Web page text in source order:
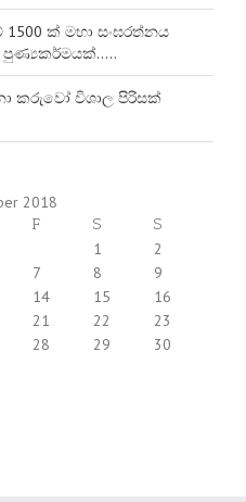
ක් මහා සංඝරත්නය
පුණ්‍යකර්මයක්…..
කරුවෝ විශාල පිරිසක්
2018
F S S
1
2
7 8
9
14 15
16
21 22
23
28 29
30